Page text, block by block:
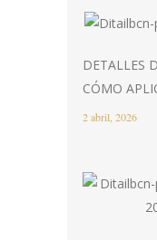
DETALLES
CÓMO
2 abril, 2026